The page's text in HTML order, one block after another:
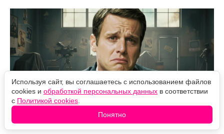
Используя сайт, вы соглашаетесь с использованием файлов
cookies и обработкой персональных данных в соответствии
с Политикой cookies
Понятно